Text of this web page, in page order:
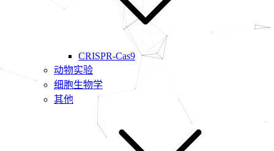
CRISPR-Cas9
动物实验
细胞生物学
其他